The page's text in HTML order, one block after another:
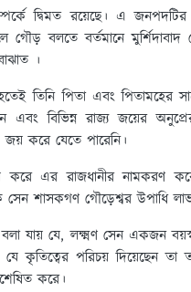
দ্বিমত রয়েছে। এ জনপদটির
গৌড় বলতে বর্তমানে
।
তিনি পিতা এবং পিতামহের
এবং বিভিন্ন রাজ্য জয়ের
করে যেতে পারেনি।
এর রাজধানীর নামকরণ
শাসকগণ গৌড়েশ্বর উপাধি
বলা যায় যে, লক্ষ্মণ সেন একজন
যে কৃতিত্বের পরিচয় দিয়েছেন
করে।